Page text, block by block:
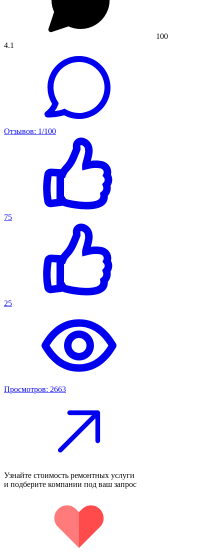
100
4.1
Отзывов: 1/100
75
25
Просмотров: 2663
Узнайте стоимость ремонтных услуги
и подберите компании под ваш запрос